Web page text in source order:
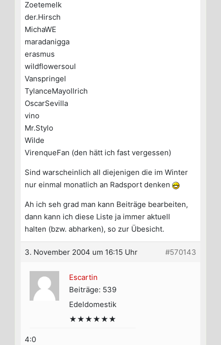
Zoetemelk
der.Hirsch
MichaWE
maradanigga
erasmus
wildflowersoul
Vanspringel
TylanceMayollrich
OscarSevilla
vino
Mr.Stylo
Wilde
VirenqueFan (den hätt ich fast vergessen)
Sind warscheinlich all diejenigen die im Winter
nur einmal monatlich an Radsport denken
Ah ich seh grad man kann Beiträge bearbeiten,
dann kann ich diese Liste ja immer aktuell
halten (bzw. abharken), so zur Übesicht.
3. November 2004 um 16:15 Uhr #570143
Escartin
Beiträge: 539
Edeldomestik
★★★★★★
4:0